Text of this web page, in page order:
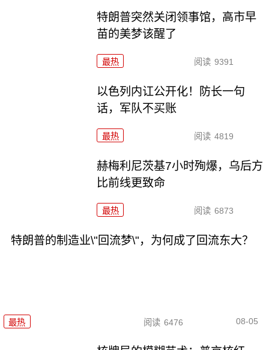
特朗普突然关闭领事馆，高市早
苗的美梦该醒了
最热 阅读 9391
以色列内讧公开化！防长一句
话，军队不买账
最热 阅读 4819
赫梅利尼茨基7小时殉爆，乌后方
比前线更致命
最热 阅读 6873
特朗普的制造业\"回流梦\"，为何成了回流东大？
最热 阅读 6476 08-05